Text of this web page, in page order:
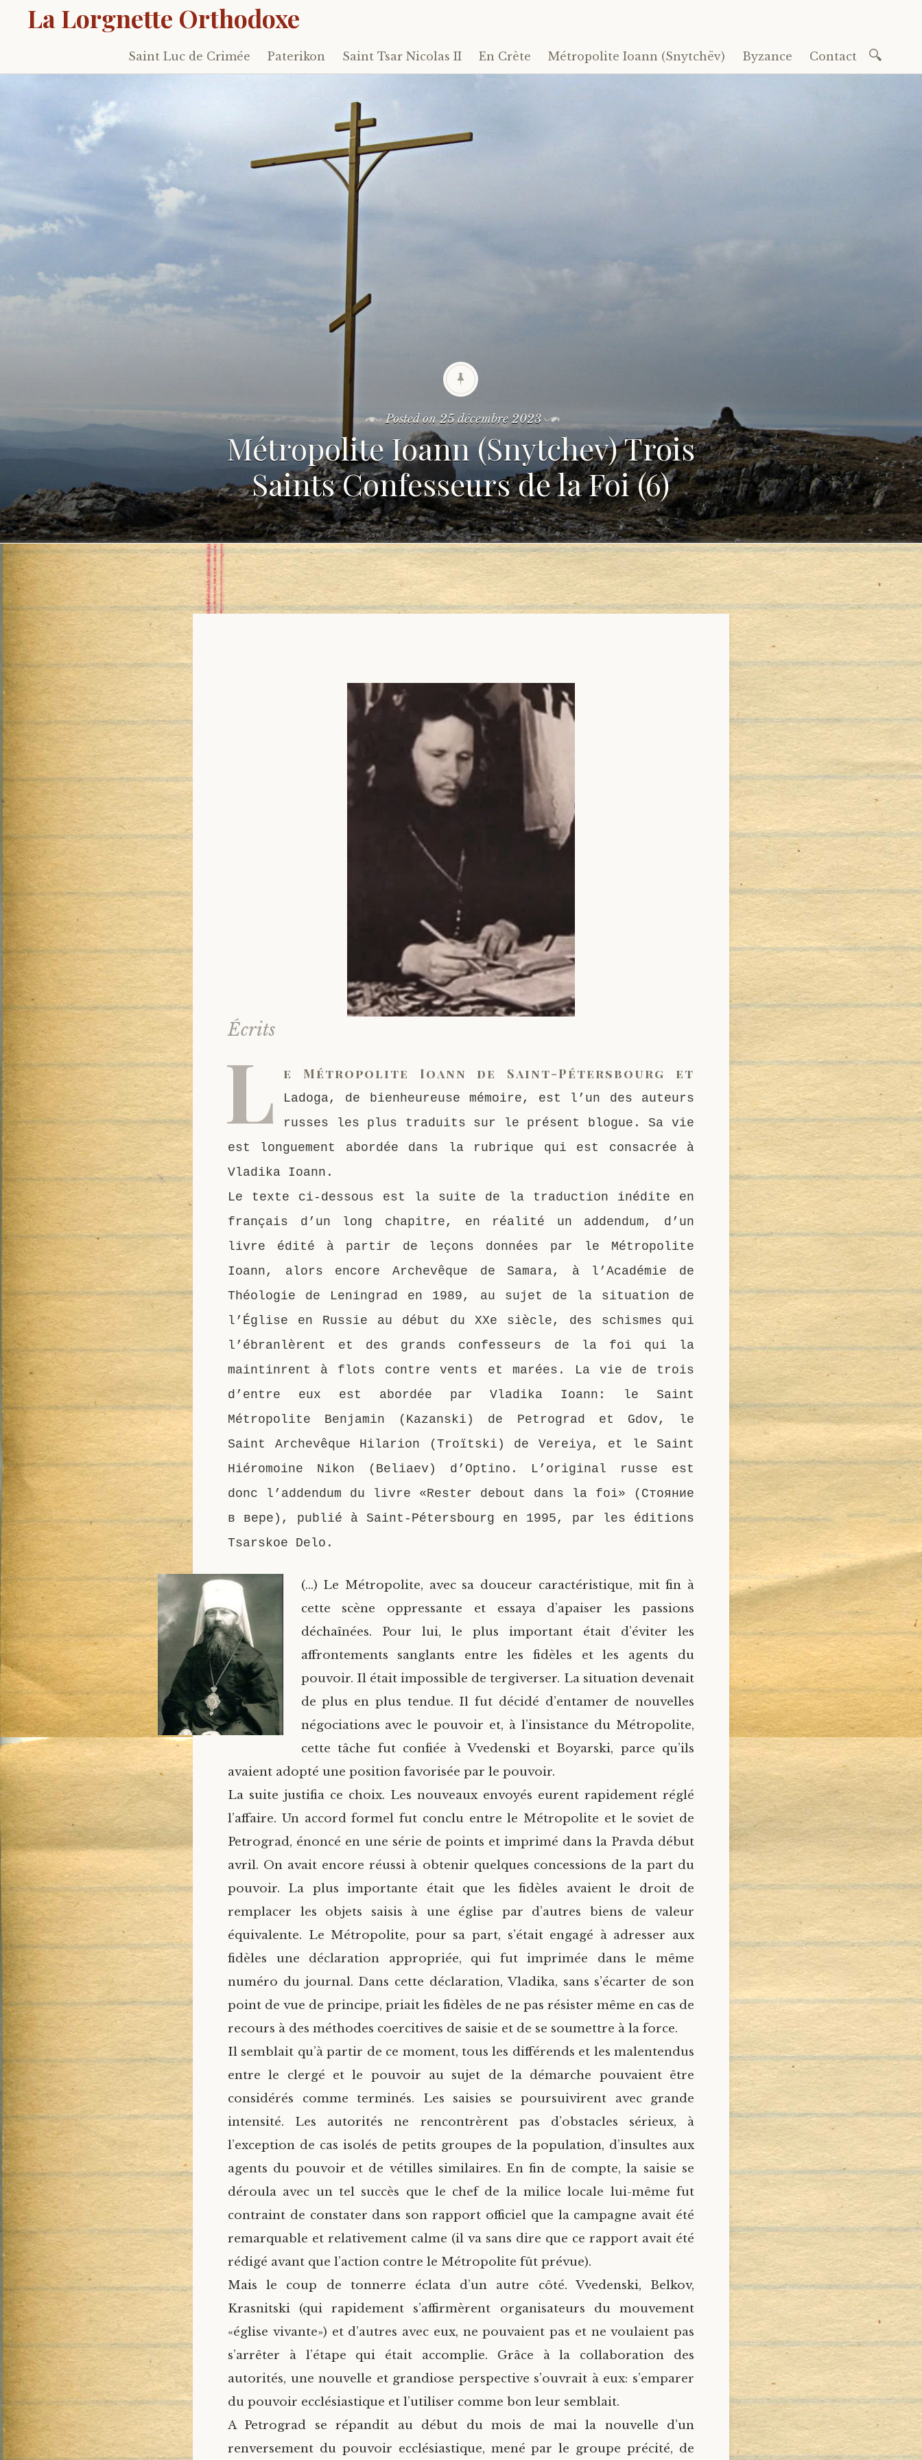
La Lorgnette Orthodoxe
Skip
to
Saint Luc de Crimée Paterikon Saint Tsar Nicolas II En Crète Métropolite Ioann (Snytchëv) Byzance Contact
Posted on25 décembre 2023
Métropolite Ioann (Snytchev) Trois
Saints Confesseurs de la Foi (6)
Écrits
L e Métropolite Ioann de Saint-Pétersbourg et
Ladoga, de bienheureuse mémoire, est l’un des auteurs
russes les plus traduits sur le présent blogue. Sa vie
est longuement abordée dans la rubrique qui est consacrée à
Vladika Ioann.
Le texte ci-dessous est la suite de la traduction inédite en
français d’un long chapitre, en réalité un addendum, d’un
livre édité à partir de leçons données par le Métropolite
Ioann, alors encore Archevêque de Samara, à l’Académie de
Théologie de Leningrad en 1989, au sujet de la situation de
l’Église en Russie au début du XXe siècle, des schismes qui
l’ébranlèrent et des grands confesseurs de la foi qui la
maintinrent à flots contre vents et marées. La vie de trois
d’entre eux est abordée par Vladika Ioann: le Saint
Métropolite Benjamin (Kazanski) de Petrograd et Gdov, le
Saint Archevêque Hilarion (Troïtski) de Vereiya, et le Saint
Hiéromoine Nikon (Beliaev) d’Optino. L’original russe est
donc l’addendum du livre «Rester debout dans la foi» (Стояние
в вере), publié à Saint-Pétersbourg en 1995, par les éditions
Tsarskoe Delo.
(…) Le Métropolite, avec sa douceur caractéristique, mit fin à
cette scène oppressante et essaya d’apaiser les passions
déchaînées. Pour lui, le plus important était d’éviter les
affrontements sanglants entre les fidèles et les agents du
pouvoir. Il était impossible de tergiverser. La situation devenait
de plus en plus tendue. Il fut décidé d’entamer de nouvelles
négociations avec le pouvoir et, à l’insistance du Métropolite,
cette tâche fut confiée à Vvedenski et Boyarski, parce qu’ils
avaient adopté une position favorisée par le pouvoir.
La suite justifia ce choix. Les nouveaux envoyés eurent rapidement réglé
l’affaire. Un accord formel fut conclu entre le Métropolite et le soviet de
Petrograd, énoncé en une série de points et imprimé dans la Pravda début
avril. On avait encore réussi à obtenir quelques concessions de la part du
pouvoir. La plus importante était que les fidèles avaient le droit de
remplacer les objets saisis à une église par d’autres biens de valeur
équivalente. Le Métropolite, pour sa part, s’était engagé à adresser aux
fidèles une déclaration appropriée, qui fut imprimée dans le même
numéro du journal. Dans cette déclaration, Vladika, sans s’écarter de son
point de vue de principe, priait les fidèles de ne pas résister même en cas de
recours à des méthodes coercitives de saisie et de se soumettre à la force.
Il semblait qu’à partir de ce moment, tous les différends et les malentendus
entre le clergé et le pouvoir au sujet de la démarche pouvaient être
considérés comme terminés. Les saisies se poursuivirent avec grande
intensité. Les autorités ne rencontrèrent pas d’obstacles sérieux, à
l’exception de cas isolés de petits groupes de la population, d’insultes aux
agents du pouvoir et de vétilles similaires. En fin de compte, la saisie se
déroula avec un tel succès que le chef de la milice locale lui-même fut
contraint de constater dans son rapport officiel que la campagne avait été
remarquable et relativement calme (il va sans dire que ce rapport avait été
rédigé avant que l’action contre le Métropolite fût prévue).
Mais le coup de tonnerre éclata d’un autre côté. Vvedenski, Belkov,
Krasnitski (qui rapidement s’affirmèrent organisateurs du mouvement
«église vivante») et d’autres avec eux, ne pouvaient pas et ne voulaient pas
s’arrêter à l’étape qui était accomplie. Grâce à la collaboration des
autorités, une nouvelle et grandiose perspective s’ouvrait à eux: s’emparer
du pouvoir ecclésiastique et l’utiliser comme bon leur semblait.
A Petrograd se répandit au début du mois de mai la nouvelle d’un
renversement du pouvoir ecclésiastique, mené par le groupe précité, de